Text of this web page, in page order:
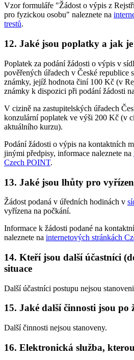
Vzor formuláře "Žádost o výpis z
pro fyzickou osobu" naleznete na
trestů.
12. Jaké jsou poplatky a jak
Poplatek za podání žádosti o výpis v
pověřených úřadech v České republice
známky, jejíž hodnota činí 100 Kč (v
známky k dispozici při podání žádosti
V cizině na zastupitelských úřadech
konzulární poplatek ve výši 200 Kč (v
aktuálního kurzu).
Podání žádosti o výpis na kontaktních
jinými předpisy, informace naleznete na
Czech POINT.
13. Jaké jsou lhůty pro
Žádost podaná v úředních hodinách v
vyřízena na počkání.
Informace k žádosti podané na
naleznete na internetových stránkách
14. Kteří jsou další účastníci
situace
Další účastníci postupu nejsou
15. Jaké další činnosti jsou po
Další činnosti nejsou stanoveny.
16. Elektronická služba,